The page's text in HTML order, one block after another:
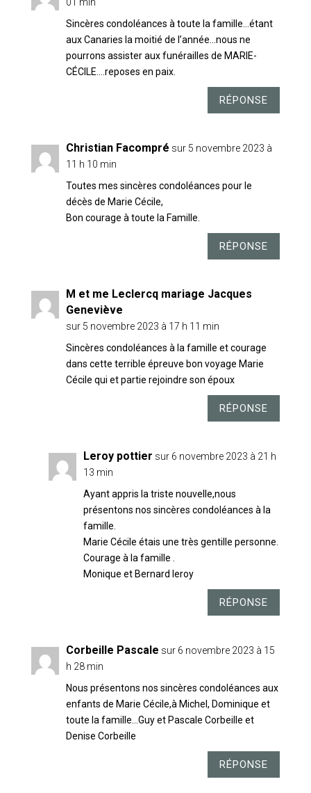
01 min
Sincères condoléances à toute la famille…étant
aux Canaries la moitié de l’année…nous ne
pourrons assister aux funérailles de MARIE-
CÉCILE….reposes en paix.
RÉPONSE
Christian Facompré sur 5 novembre 2023 à
11 h 10 min
Toutes mes sincères condoléances pour le
décès de Marie Cécile,
Bon courage à toute la Famille.
RÉPONSE
M et me Leclercq mariage Jacques
Geneviève
sur 5 novembre 2023 à 17 h 11 min
Sincères condoléances à la famille et courage
dans cette terrible épreuve bon voyage Marie
Cécile qui et partie rejoindre son époux
RÉPONSE
Leroy pottier sur 6 novembre 2023 à 21 h
13 min
Ayant appris la triste nouvelle,nous
présentons nos sincères condoléances à la
famille.
Marie Cécile étais une très gentille personne.
Courage à la famille .
Monique et Bernard leroy
RÉPONSE
Corbeille Pascale sur 6 novembre 2023 à 15
h 28 min
Nous présentons nos sincères condoléances aux
enfants de Marie Cécile,à Michel, Dominique et
toute la famille…Guy et Pascale Corbeille et
Denise Corbeille
RÉPONSE